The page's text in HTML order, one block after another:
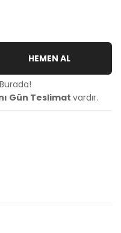
HEMEN AL
Burada!
Gün Teslimat vardır.